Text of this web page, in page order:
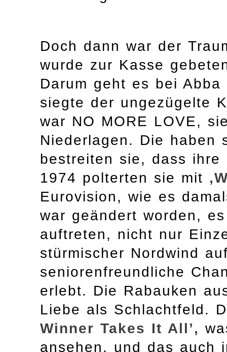
Doch dann war der
wurde zur Kasse
Darum geht es bei
siegte der ungezügelte
war NO MORE LOVE,
Niederlagen. Die haben
bestreiten sie, dass ihre
1974 polterten sie mit
Eurovision, wie es
war geändert worden,
auftreten, nicht nur
stürmischer Nordwind
seniorenfreundliche
erlebt. Die Rabauken
Liebe als Schlachtfeld.
Winner Takes It All’,
ansehen, und das auch